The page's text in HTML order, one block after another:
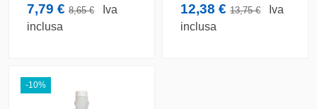
7,79 €8,65 €
Iva
inclusa
12,38 €13,75 €
Iva
inclusa
-10%